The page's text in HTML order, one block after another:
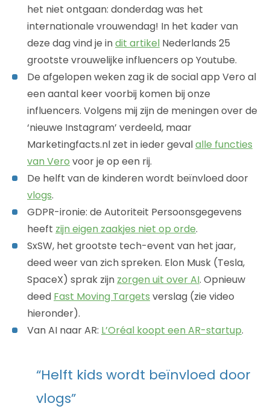
het niet ontgaan: donderdag was het
internationale vrouwendag! In het kader van
deze dag vind je indit artikel Nederlands 25
grootste vrouwelijke influencers op Youtube.
De afgelopen weken zag ik de social app Vero al
een aantal keer voorbij komen bij onze
influencers. Volgens mij zijn de meningen over de
‘nieuwe Instagram’ verdeeld, maar
Marketingfacts.nl zet in ieder gevalalle functies
van Vero voor je op een rij.
De helft van de kinderen wordt beïnvloed door
vlogs.
GDPR-ironie: de Autoriteit Persoonsgegevens
heeft zijn eigen zaakjes niet op orde.
SxSW, het grootste tech-event van het jaar,
deed weer van zich spreken. Elon Musk (Tesla,
SpaceX) sprak zijn zorgen uit over AI. Opnieuw
deed Fast Moving Targets verslag (zie video
hieronder).
Van AI naar AR: L’Oréal koopt een AR-startup.
“Helft kids wordt beïnvloed door
vlogs”